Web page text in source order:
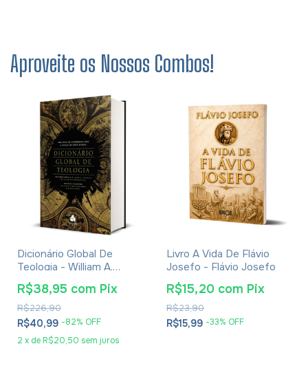
Aproveite os Nossos Combos!
Dicionário Global De
Teologia - William A.
Dyrness
R$40,99 -82% OFF
2 x de R$20,50 sem juros
R$226,90
R$38,95 com Pix
Livro A Vida De Flávio
Josefo - Flávio Josefo
R$15,99 -33% OFF
R$23,90
R$15,20 com Pix